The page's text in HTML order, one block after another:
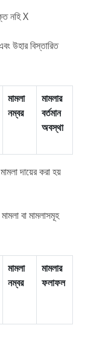
নহি X
উহার বিস্তারিত
মামলা
নম্বর
মামলার
বর্তমান
অবস্থা
দায়ের করা হয়
বা মামলাসমূহ
মামলা
নম্বর
মামলার
ফলাফল